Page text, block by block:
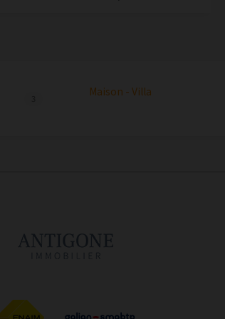
Maison - Villa